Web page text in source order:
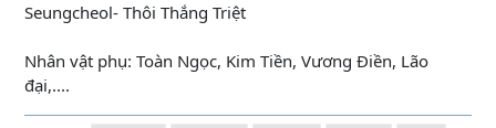
Seungcheol- Thôi Thắng Triệt
Nhân vật phụ: Toàn Ngọc, Kim Tiền, Vương Điền, Lão
đại,....